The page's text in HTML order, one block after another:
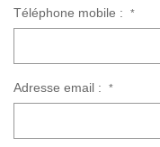
Téléphone mobile : *
Adresse email : *